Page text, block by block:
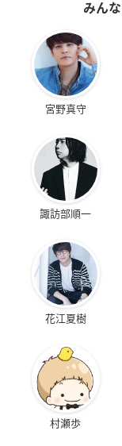
みん
宮野真守
諏訪部順一
花江夏樹
村瀬歩